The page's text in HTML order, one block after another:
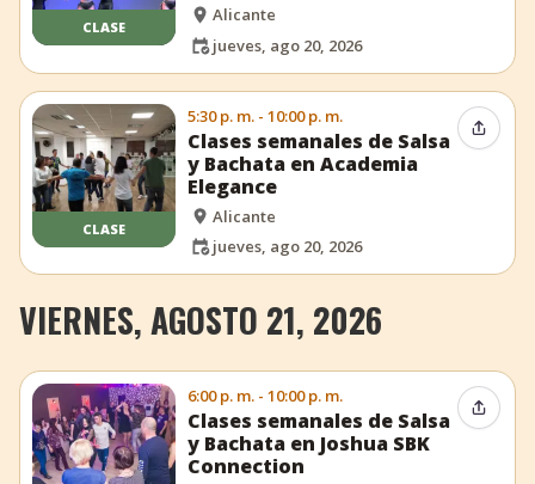
CLASE
Alicante
jueves, ago 20, 2026
CLASE
5:30 p. m. - 10:00 p. m.
Clases semanales de Salsa
y Bachata en Academia
Elegance
Alicante
jueves, ago 20, 2026
VIERNES, AGOSTO 21, 2026
6:00 p. m. - 10:00 p. m.
Clases semanales de Salsa
y Bachata en Joshua SBK
Connection